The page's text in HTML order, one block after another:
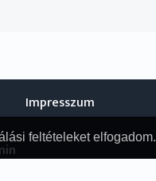
Impresszum
feltételeket elfogadom.